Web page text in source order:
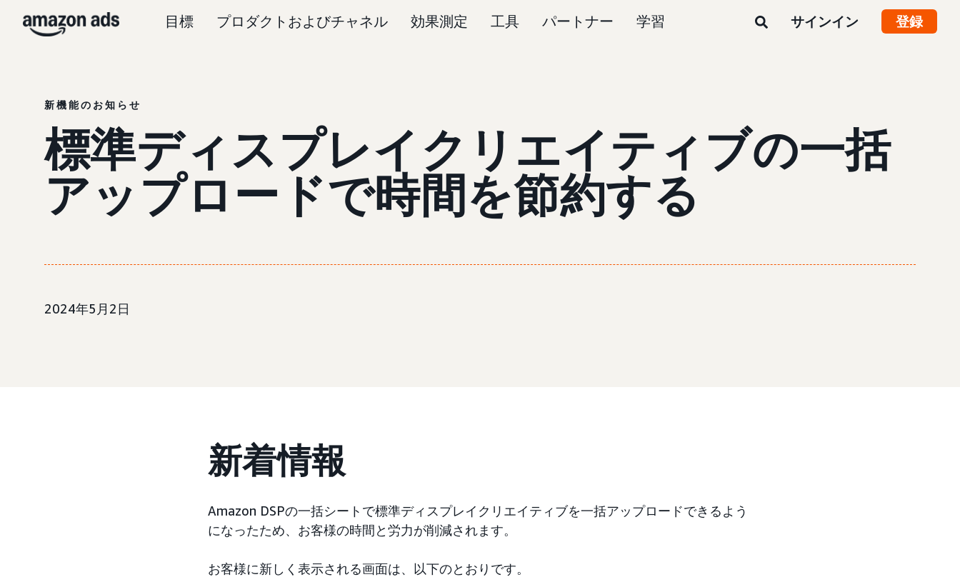
目標 プロダクトおよびチャネル 効果測定 工具 パートナー 学習 サインイン 登録
新機能のお知らせ
標準ディスプレイクリエイティブの一括
アップロードで時間を節約する
2024年5月2日
新着情報
Amazon DSPの一括シートで標準ディスプレイクリエイティブを一括アップロードできるよう
になったため、お客様の時間と労力が削減されます。
お客様に新しく表示される画面は、以下のとおりです。